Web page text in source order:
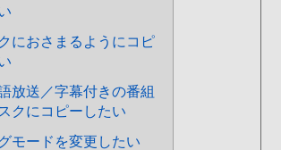
におさまるようにコピ
放送／字幕付きの番組
クにコピーしたい
モードを変更したい